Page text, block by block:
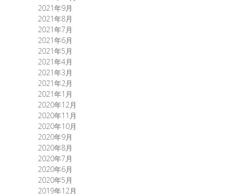
2021年9月
2021年8月
2021年7月
2021年6月
2021年5月
2021年4月
2021年3月
2021年2月
2021年1月
2020年12月
2020年11月
2020年10月
2020年9月
2020年8月
2020年7月
2020年6月
2020年5月
2019年12月